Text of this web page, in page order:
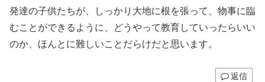
発達の子供たちが、しっかり大地に根を張って、物事に臨
むことができるように、どうやって教育していったらいい
のか、ほんとに難しいことだらけだと思います。
返信